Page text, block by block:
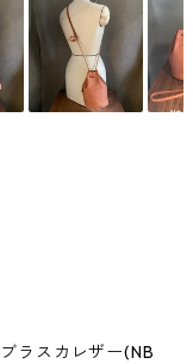
ラスカレザー(NB